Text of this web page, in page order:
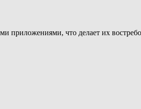
что делает их